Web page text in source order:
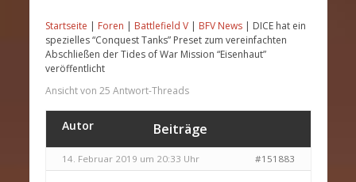
Startseite | Foren | Battlefield V | BFV News | DICE hat ein
spezielles “Conquest Tanks” Preset zum vereinfachten
Abschließen der Tides of War Mission “Eisenhaut”
veröffentlicht
Ansicht von 25 Antwort-Threads
Autor Beiträge
14. Februar 2019 um 20:33 Uhr #151883